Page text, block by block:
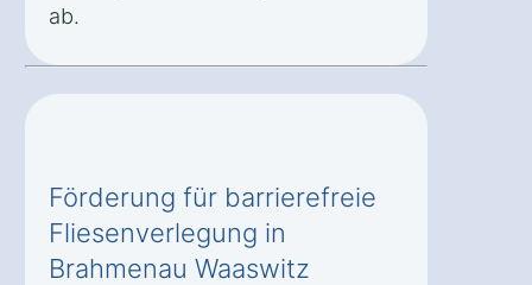
ab.
Förderung für barrierefreie
Fliesenverlegung in
Brahmenau Waaswitz